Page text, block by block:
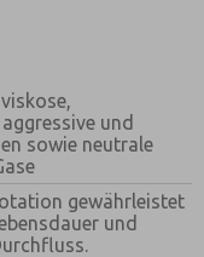
und
sowie neutrale
gewährleistet
und
Ihrer
und jederzeit